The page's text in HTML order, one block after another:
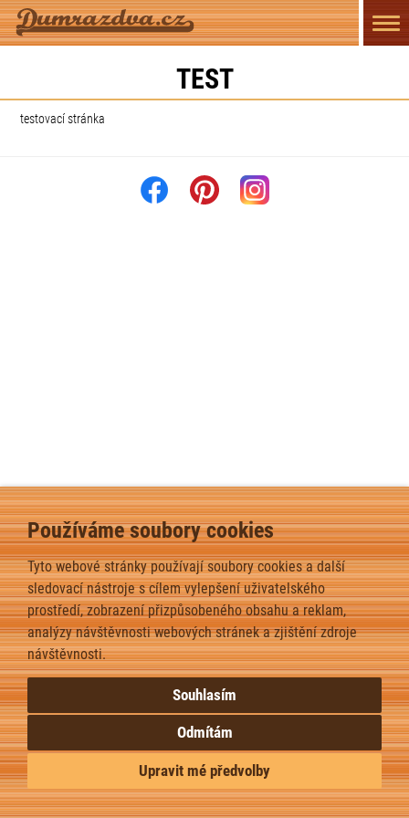
Používáme soubory cookies
Tyto webové stránky používají soubory cookies a další
sledovací nástroje s cílem vylepšení uživatelského
prostředí, zobrazení přizpůsobeného obsahu a reklam,
analýzy návštěvnosti webových stránek a zjištění zdroje
návštěvnosti.
Souhlasím
Odmítám
Upravit mé předvolby
TEST
testovací stránka
Upravit nastavení cookies